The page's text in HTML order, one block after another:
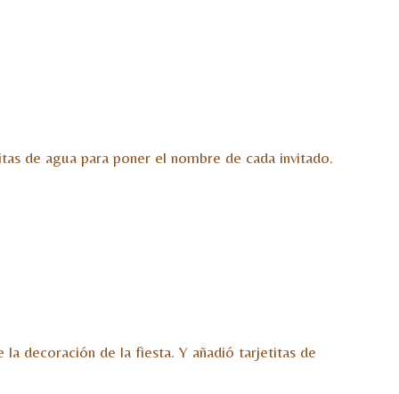
de agua para poner el nombre de cada invitado.
decoración de la fiesta. Y añadió tarjetitas de